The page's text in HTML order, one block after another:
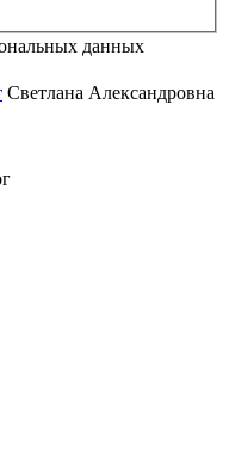
данных
Светлана Александровна